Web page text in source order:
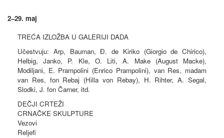
2–29. maj
TREĆA IZLOŽBA U GALERIJI DADA
Učestvuju: Arp, Bauman, Đ. de Kiriko (Giorgio de Chirico),
Helbig, Janko, P. Kle, O. Liti, A. Make (August Macke),
Modiljani, E. Prampolini (Enrico Prampolini), van Res, madam
van Res, fon Rebaj (Hilla von Rebay), H. Rihter, A. Segal,
Slodki, J. fon Čarner, itd.
DEČJI CRTEŽI
CRNAČKE SKULPTURE
Vezovi
Reljefi